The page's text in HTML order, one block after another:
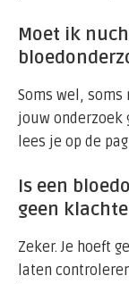
Moet ik
Soms wel,
jouw onderzoek
lees je op de
Is een
geen
Zeker. Je hoeft
laten